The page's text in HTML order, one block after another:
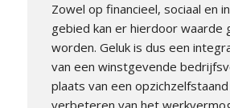
Zowel op financieel, sociaal en
gebied kan er hierdoor waarde
worden. Geluk is dus een
van een winstgevende
plaats van een